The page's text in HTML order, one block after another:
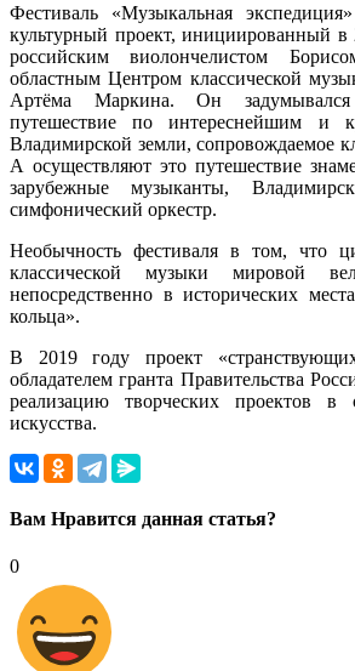
Фестиваль «Музыкальная
культурный проект, инициированный в
российским виолончелистом
областным Центром классической
Артёма Маркина. Он задумывался
путешествие по интереснейшим и
Владимирской земли, сопровождаемое
А осуществляют это путешествие
зарубежные музыканты,
симфонический оркестр.
Необычность фестиваля в том, что
классической музыки мировой
непосредственно в исторических
кольца».
В 2019 году проект
обладателем гранта Правительства
реализацию творческих проектов в
искусства.
Вам Нравится данная статья?
0